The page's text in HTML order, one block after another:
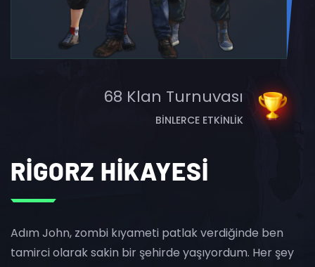
68 Klan Turnuvası
BINLERCE ETKINLIK
RİGORZ HİKAYESİ
Adım John, zombi kıyameti patlak verdiğinde ben
tamirci olarak sakin bir şehirde yaşıyordum. Her şey